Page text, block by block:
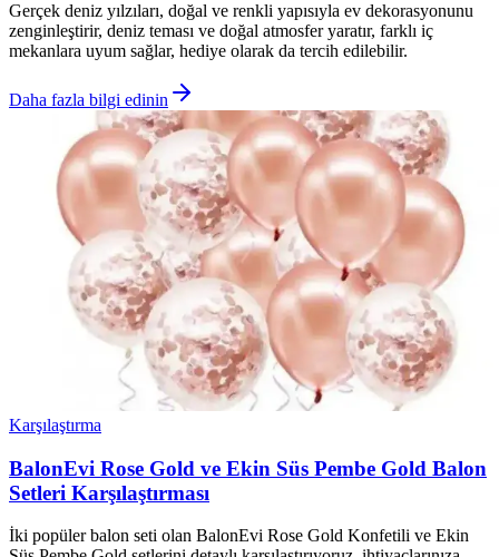
Gerçek deniz yılzıları, doğal ve renkli yapısıyla ev dekorasyonunu
zenginleştirir, deniz teması ve doğal atmosfer yaratır, farklı iç
mekanlara uyum sağlar, hediye olarak da tercih edilebilir.
Daha fazla bilgi edinin
Karşılaştırma
BalonEvi Rose Gold ve Ekin Süs Pembe Gold Balon
Setleri Karşılaştırması
İki popüler balon seti olan BalonEvi Rose Gold Konfetili ve Ekin